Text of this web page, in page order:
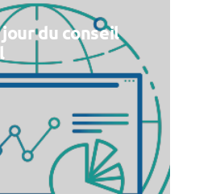
du conseil